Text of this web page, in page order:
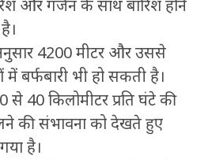
और गर्जन के साथ बारिश होने
4200 मीटर और उससे
में बर्फबारी भी हो सकती है।
से 40 किलोमीटर प्रति घंटे की
की संभावना को देखते हुए
है।